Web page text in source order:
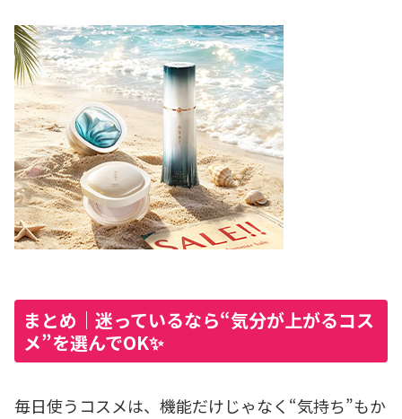
まとめ｜迷っているなら“気分が上がるコス
メ”を選んでOK✨
毎日使うコスメは、機能だけじゃなく“気持ち”もか